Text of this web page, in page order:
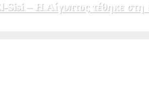
– Η Αίγυπτος τέθηκε στη